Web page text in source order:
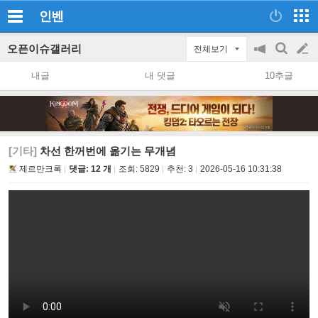
인벤
오픈이슈갤러리 전체보기
공
지
on/off
검
색
글
쓰
내글 내 댓글 10추글
[기타] 차선 한꺼번에 옮기는 무개념
제르만크록 댓글: 12 개 조회: 5829 추천: 3 2026-05-16 10:31:38